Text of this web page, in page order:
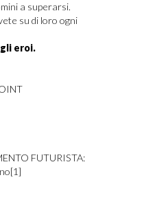
a superarsi.
su di loro ogni
eroi.
FUTURISTA:
[1]